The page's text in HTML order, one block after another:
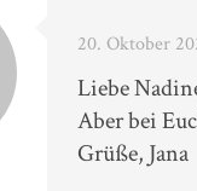
20. Oktober
Liebe
Aber bei
Grüße, Jana